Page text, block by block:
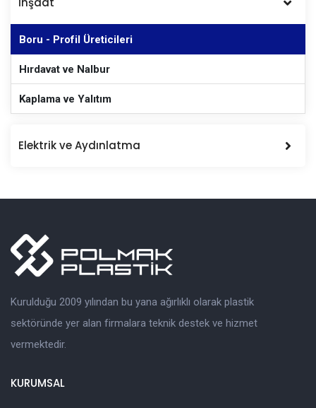
Boru - Profil Üreticileri
Hırdavat ve Nalbur
Kaplama ve Yalıtım
Elektrik ve Aydınlatma
Kurulduğu 2009 yılından bu yana ağırlıklı olarak plastik
sektöründe yer alan firmalara teknik destek ve hizmet
vermektedir.
KURUMSAL